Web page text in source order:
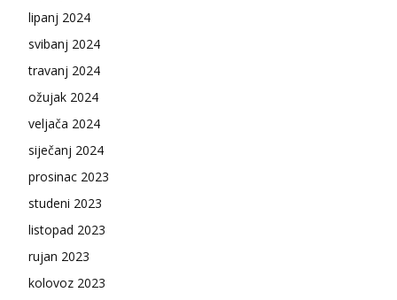
lipanj 2024
svibanj 2024
travanj 2024
ožujak 2024
veljača 2024
siječanj 2024
prosinac 2023
studeni 2023
listopad 2023
rujan 2023
kolovoz 2023